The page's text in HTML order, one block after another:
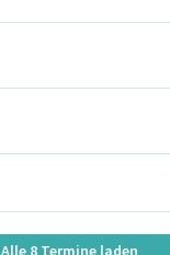
Alle 8 Termine laden